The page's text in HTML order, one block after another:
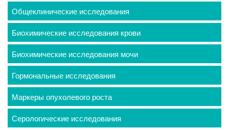
Общеклинические исследования
Биохимические исследования крови
Биохимические исследования мочи
Гормональные исследования
Маркеры опухолевого роста
Серологические исследования